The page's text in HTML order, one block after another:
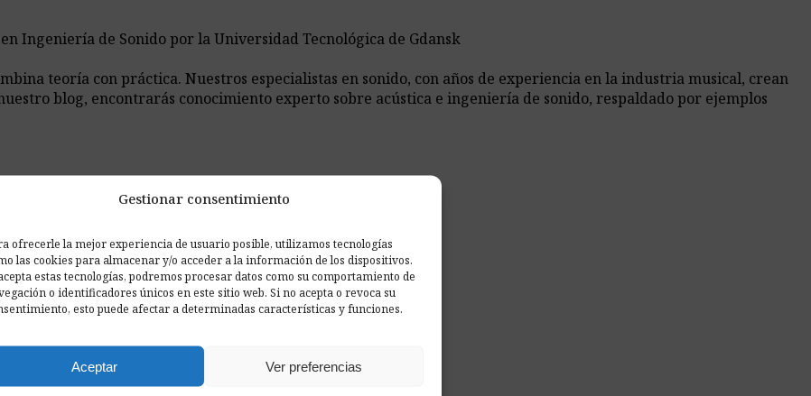
Gestionar consentimiento
ofrecerle la mejor experiencia de usuario posible, utilizamos tecnologías
las cookies para almacenar y/o acceder a la información de los dispositivos.
estas tecnologías, podremos procesar datos como su comportamiento de
o identificadores únicos en este sitio web. Si no acepta o revoca su
esto puede afectar a determinadas características y funciones.
Aceptar Ver preferencias
Ingeniería de Sonido por la Universidad Tecnológica de Gdansk
teoría con práctica. Nuestros especialistas en sonido, con años de experiencia en la industria musical, crean
blog, encontrarás conocimiento experto sobre acústica e ingeniería de sonido, respaldado por ejemplos